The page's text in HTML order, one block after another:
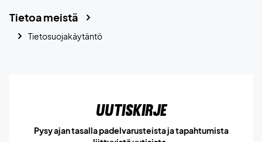
Tietoa meistä
Tietosuojakäytäntö
Uutiskirje
Pysy ajan tasalla padelvarusteista ja tapahtumista